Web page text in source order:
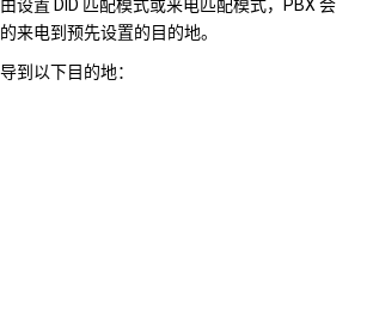
设置 DID 匹配模式或来电匹配模式，PBX 会
来电到预先设置的目的地。
到以下目的地：